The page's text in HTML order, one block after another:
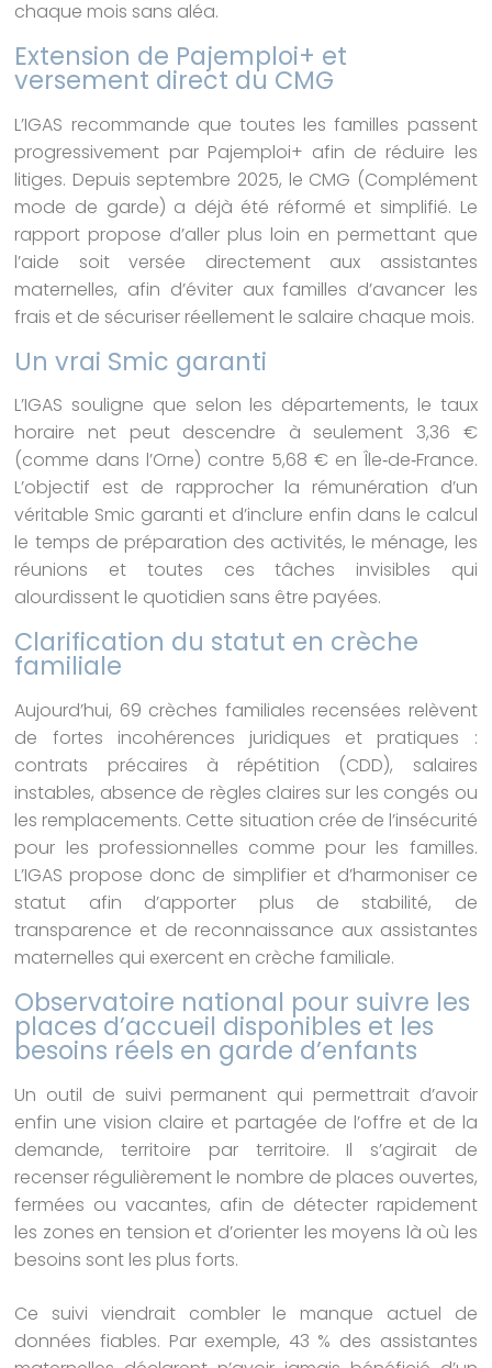
chaque mois sans aléa.
Extension de Pajemploi+ et
versement direct du CMG
L’IGAS recommande que toutes les familles passent
progressivement par Pajemploi+ afin de réduire les
litiges. Depuis septembre 2025, le CMG (Complément
mode de garde) a déjà été réformé et simplifié. Le
rapport propose d’aller plus loin en permettant que
l’aide soit versée directement aux assistantes
maternelles, afin d’éviter aux familles d’avancer les
frais et de sécuriser réellement le salaire chaque mois.
Un vrai Smic garanti
L’IGAS souligne que selon les départements, le taux
horaire net peut descendre à seulement 3,36 €
(comme dans l’Orne) contre 5,68 € en Île‑de‑France.
L’objectif est de rapprocher la rémunération d’un
véritable Smic garanti et d’inclure enfin dans le calcul
le temps de préparation des activités, le ménage, les
réunions et toutes ces tâches invisibles qui
alourdissent le quotidien sans être payées.
Clarification du statut en crèche
familiale
Aujourd’hui, 69 crèches familiales recensées relèvent
de fortes incohérences juridiques et pratiques :
contrats précaires à répétition (CDD), salaires
instables, absence de règles claires sur les congés ou
les remplacements. Cette situation crée de l’insécurité
pour les professionnelles comme pour les familles.
L’IGAS propose donc de simplifier et d’harmoniser ce
statut afin d’apporter plus de stabilité, de
transparence et de reconnaissance aux assistantes
maternelles qui exercent en crèche familiale.
Observatoire national pour suivre les
places d’accueil disponibles et les
besoins réels en garde d’enfants
Un outil de suivi permanent qui permettrait d’avoir
enfin une vision claire et partagée de l’offre et de la
demande, territoire par territoire. Il s’agirait de
recenser régulièrement le nombre de places ouvertes,
fermées ou vacantes, afin de détecter rapidement
les zones en tension et d’orienter les moyens là où les
besoins sont les plus forts.
Ce suivi viendrait combler le manque actuel de
données fiables. Par exemple, 43 % des assistantes